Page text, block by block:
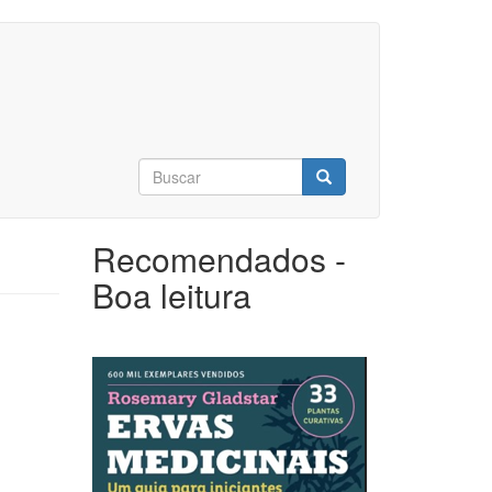
Formulário
de
busca
Recomendados -
Boa leitura